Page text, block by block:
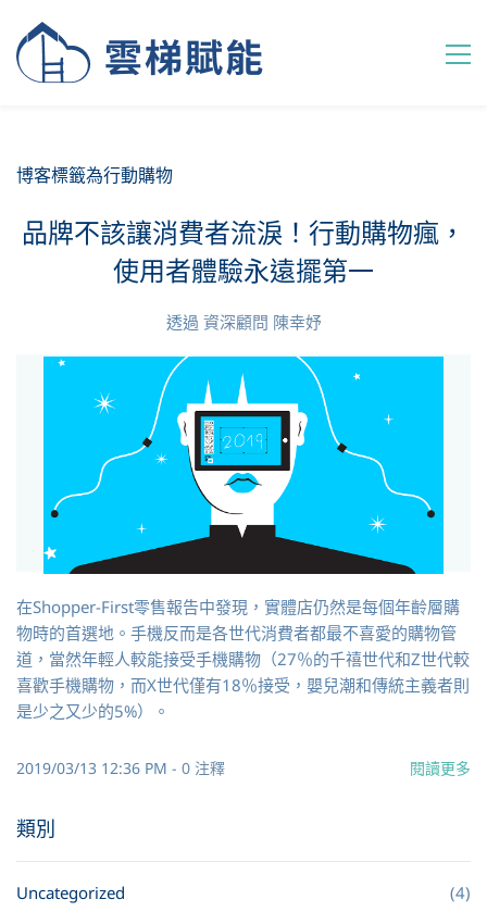
博客標籤為行動購物
品牌不該讓消費者流淚！行動購物瘋，
使用者體驗永遠擺第一
透過 資深顧問 陳幸妤
在Shopper-First零售報告中發現，實體店仍然是每個年齡層購
物時的首選地。手機反而是各世代消費者都最不喜愛的購物管
道，當然年輕人較能接受手機購物（27％的千禧世代和Z世代較
喜歡手機購物，而X世代僅有18％接受，嬰兒潮和傳統主義者則
是少之又少的5%）。
2019/03/13 12:36 PM - 0 注釋 閱讀更多
類別
Uncategorized
(4)